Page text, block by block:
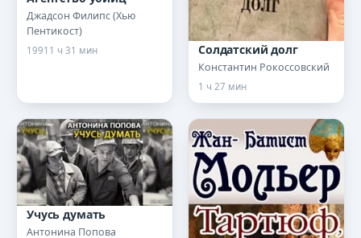
Джадсон Филипс (Хью
Пентикост)
1991 1 ч 31 мин Солдатский долг
Константин Рокоссовский
1 ч 27 мин
Учусь думать
Антонина Попова